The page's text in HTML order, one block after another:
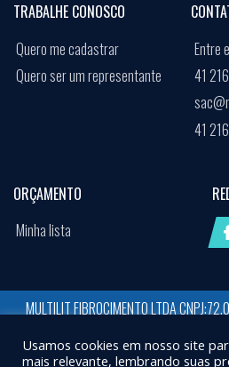
ORÇAMENTO
Minha lista
TRABALHE CONOSCO
Quero me cadastrar
Quero ser um representante
Entre
41
41
MULTILIT FIBROCIMENTO LTDA
Desenvolvido por:
Usamos cookies em nosso site
mais relevante, lembrando suas